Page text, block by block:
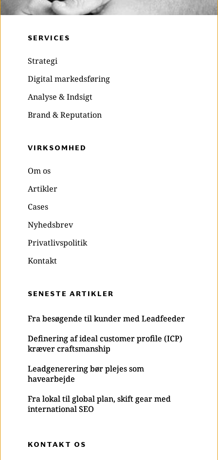
SERVICES
Strategi
Digital markedsføring
Analyse & Indsigt
Brand & Reputation
VIRKSOMHED
Om os
Artikler
Cases
Nyhedsbrev
Privatlivspolitik
Kontakt
SENESTE ARTIKLER
Fra besøgende til kunder med Leadfeeder
Definering af ideal customer profile (ICP)
kræver craftsmanship
Leadgenerering bør plejes som
havearbejde
Fra lokal til global plan, skift gear med
international SEO
KONTAKT OS